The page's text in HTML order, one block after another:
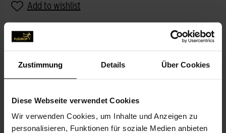
Zustimmung Details Über Cookies
Diese Webseite verwendet Cookies
Wir verwenden Cookies, um Inhalte und Anzeigen zu
personalisieren, Funktionen für soziale Medien anbieten
Add to wishlist
DESCRIPTION
MATCHES THE BOUQUET